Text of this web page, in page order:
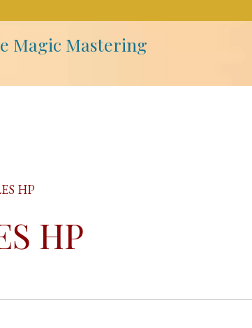
Magic Mastering
HP
HP